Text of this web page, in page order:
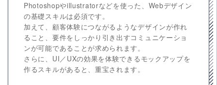
Photoshopやillustratorなどを使った、Webデザイン
の基礎スキルは必須です。
加えて、顧客体験につながるようなデザインが作れ
ること、要件をしっかり引き出すコミュニケーショ
ンが可能であることが求められます。
さらに、UI／UXの効果を体験できるモックアップを
作るスキルがあると、重宝されます。